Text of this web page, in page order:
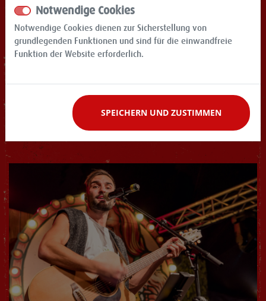
Notwendige Cookies
Notwendige Cookies dienen zur Sicherstellung von
grundlegenden Funktionen und sind für die einwandfreie
Funktion der Website erforderlich.
SPEICHERN UND ZUSTIMMEN